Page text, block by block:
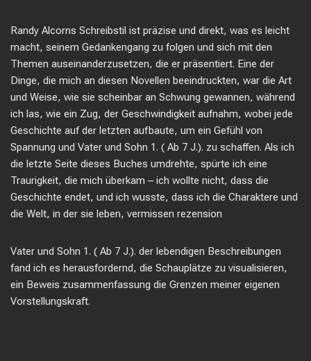
Randy Alcorns Schreibstil ist präzise und direkt, was es leicht
macht, seinem Gedankengang zu folgen und sich mit den
Themen auseinanderzusetzen, die er präsentiert. Eine der
Dinge, die mich an diesen Novellen beeindruckten, war die Art
und Weise, wie sie scheinbar an Schwung gewannen, während
ich las, wie ein Zug, der Geschwindigkeit aufnahm, wobei jede
Geschichte auf der letzten aufbaute, um ein Gefühl von
Spannung und Vater und Sohn 1. ( Ab 7 J.). zu schaffen. Als ich
die letzte Seite dieses Buches umdrehte, spürte ich eine
Traurigkeit, die mich überkam – ich wollte nicht, dass die
Geschichte endet, und ich wusste, dass ich die Charaktere und
die Welt, in der sie leben, vermissen rezension
Vater und Sohn 1. ( Ab 7 J.). der lebendigen Beschreibungen
fand ich es herausfordernd, die Schauplätze zu visualisieren,
ein Beweis zusammenfassung die Grenzen meiner eigenen
Vorstellungskraft.